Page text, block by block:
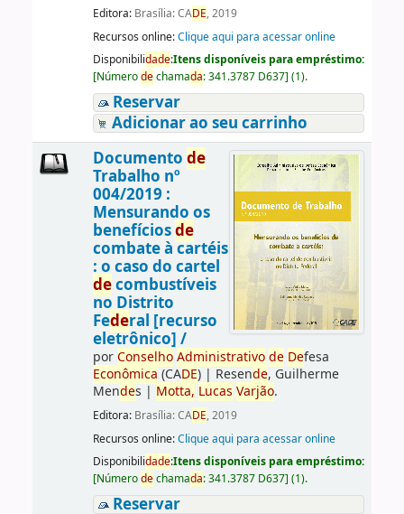
Editora: Brasília: CADE, 2019
Recursos online:Clique aqui para acessar online
Disponibilidade:Itens disponíveis para empréstimo:
[Númerodechamada:341.3787 D637] (1).
Reservar
Adicionar ao seu carrinho
Documento de
Trabalho nº
004/2019 :
Mensurando os
benefíciosde
combate à cartéis
: o caso do cartel
decombustíveis
no Distrito
Federal [recurso
eletrônico] /
porConselho Administrativo de Defesa
Econômica (CADE)| Resende, Guilherme
Mendes | Motta, Lucas Varjão.
Editora: Brasília: CADE, 2019
Recursos online:Clique aqui para acessar online
Disponibilidade:Itens disponíveis para empréstimo:
[Númerodechamada:341.3787 D637] (1).
Reservar